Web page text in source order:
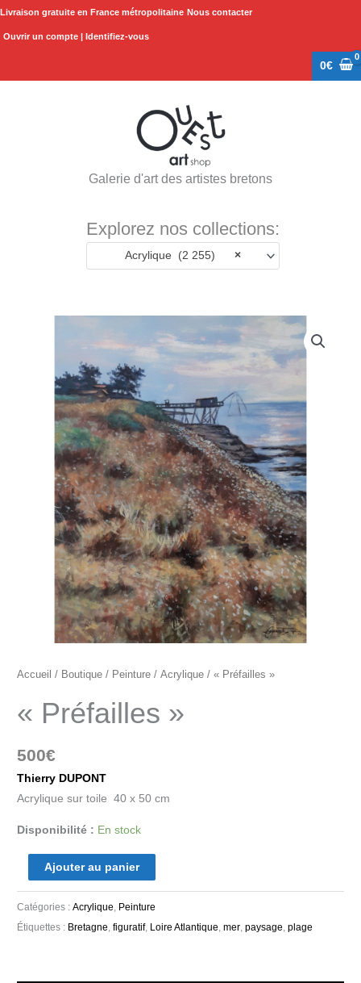
Aller
Livraison gratuite en France métropolitaine Nous contacter
Ouvrir un compte | Identifiez-vous
0€
Galerie d'art des artistes bretons
Explorez nos collections:
×
Acrylique (2 255)
Accueil / Boutique / Peinture /Acrylique / « Préfailles »
« Préfailles »
500€
Thierry DUPONT
Acrylique sur toile 40 x 50 cm
Disponibilité : En stock
Ajouter au panier
Catégories :Acrylique Peinture
Étiquettes : Bretagne ,figuratif, Loire Atlantique ,mer ,paysage ,plage